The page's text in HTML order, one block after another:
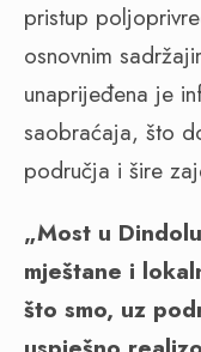
pristup
osnovnim
unaprijeđena je
saobraćaja, što
područja i šire
„Most u
mještane i
što smo, uz